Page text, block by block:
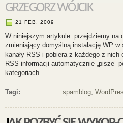
GRZEGORZ WÓJCIK
21 FEB, 2009
W niniejszym artykule „przejdziemy
zmieniający domyślną instalację WP
kanały RSS i pobiera z każdego z
RSS informacji automatycznie „pisze”
kategoriach.
Tagi: spamblog,